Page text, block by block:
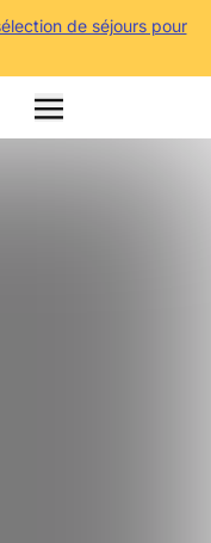
de séjours pour